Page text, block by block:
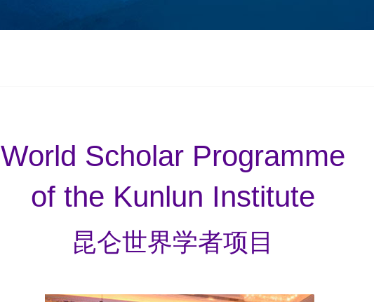
World Scholar Programme
of the Kunlun Institute
昆仑世界学者项目